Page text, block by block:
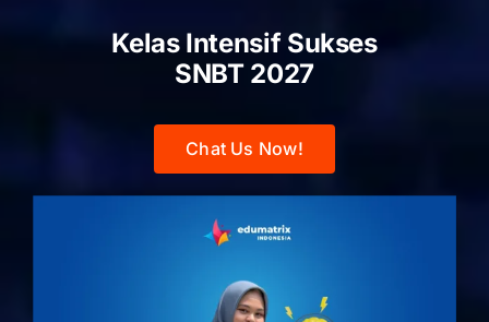
Kelas Intensif Sukses
SNBT 2027
Chat Us Now!